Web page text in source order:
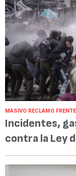
MASIVO RECLAMO
Incidentes,
contra la Ley